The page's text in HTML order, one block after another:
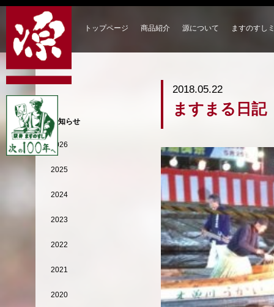
トップページ 商品紹介 源について ますのすし
2018.05.22
ますまる日記
お知らせ
2026
2025
2024
2023
2022
2021
2020